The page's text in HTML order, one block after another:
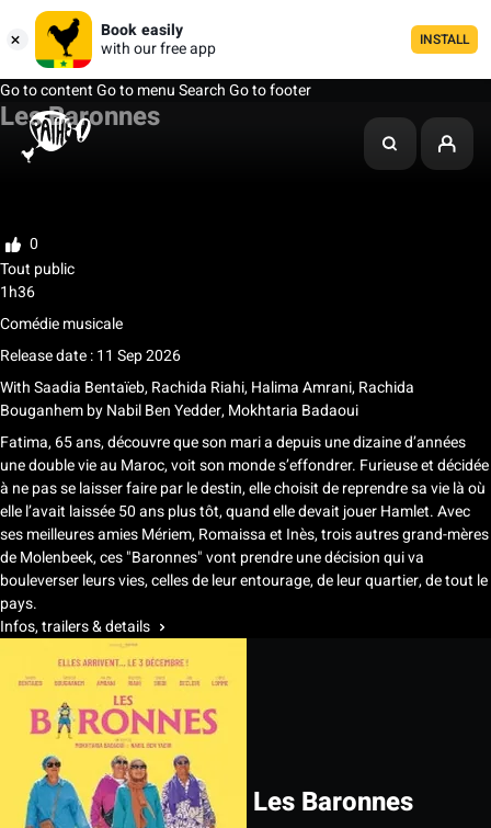
Book easily
with our free app
INSTALL
Go to contentGo to menuSearchGo to footer
Les Baronnes
My list
0
Tout public
1h36
Comédie musicale
Release date : 11 Sep 2026
WithSaadia Bentaïeb, Rachida Riahi, Halima Amrani, Rachida
BouganhembyNabil Ben Yedder, Mokhtaria Badaoui
Fatima, 65 ans, découvre que son mari a depuis une dizaine d’années
une double vie au Maroc, voit son monde s’effondrer. Furieuse et décidée
à ne pas se laisser faire par le destin, elle choisit de reprendre sa vie là où
elle l’avait laissée 50 ans plus tôt, quand elle devait jouer Hamlet. Avec
ses meilleures amies Mériem, Romaissa et Inès, trois autres grand-mères
de Molenbeek, ces "Baronnes" vont prendre une décision qui va
bouleverser leurs vies, celles de leur entourage, de leur quartier, de tout le
pays.
Infos, trailers & details
Les Baronnes